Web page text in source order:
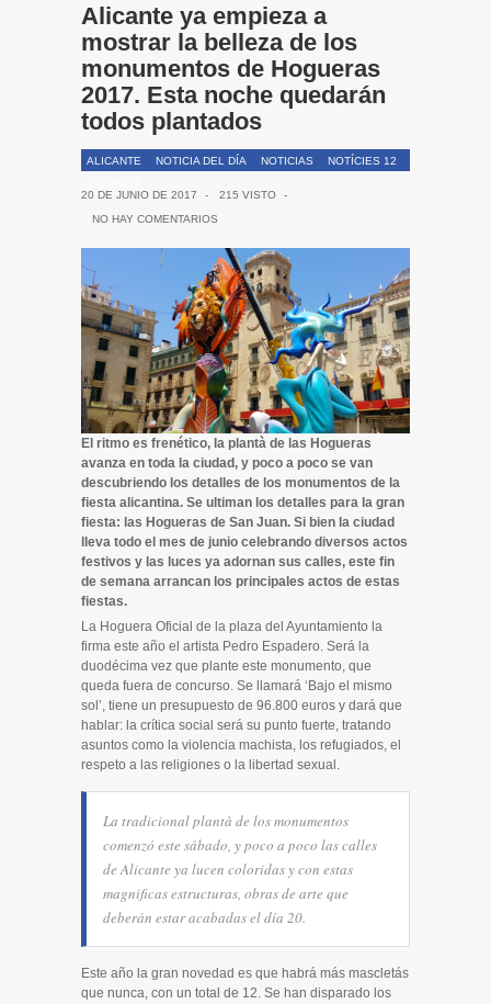
Alicante ya empieza a
mostrar la belleza de los
monumentos de Hogueras
2017. Esta noche quedarán
todos plantados
ALICANTE NOTICIA DEL DÍA NOTICIAS
NOTÍCIES 12
20 DE JUNIO DE 2017
- 215 VISTO
-
NO HAY COMENTARIOS
El ritmo es frenético, la plantà de las Hogueras
avanza en toda la ciudad, y poco a poco se van
descubriendo los detalles de los monumentos de la
fiesta alicantina. Se ultiman los detalles para la gran
fiesta: las Hogueras de San Juan. Si bien la ciudad
lleva todo el mes de junio celebrando diversos actos
festivos y las luces ya adornan sus calles, este fin
de semana arrancan los principales actos de estas
fiestas.
La Hoguera Oficial de la plaza del Ayuntamiento la
firma este año el artista Pedro Espadero. Será la
duodécima vez que plante este monumento, que
queda fuera de concurso. Se llamará ‘Bajo el mismo
sol’, tiene un presupuesto de 96.800 euros y dará que
hablar: la crítica social será su punto fuerte, tratando
asuntos como la violencia machista, los refugiados, el
respeto a las religiones o la libertad sexual.
La tradicional plantà de los monumentos
comenzó este sábado, y poco a poco las calles
de Alicante ya lucen coloridas y con estas
magnificas estructuras, obras de arte que
deberán estar acabadas el día 20.
Este año la gran novedad es que habrá más mascletás
que nunca, con un total de 12. Se han disparado los